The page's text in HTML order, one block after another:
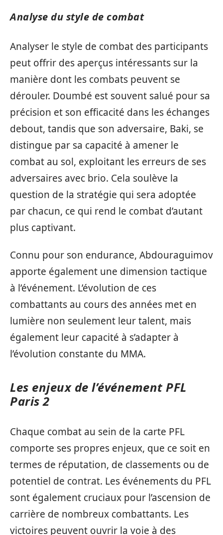
Analyse du style de combat
Analyser le style de combat des participants
peut offrir des aperçus intéressants sur la
manière dont les combats peuvent se
dérouler. Doumbé est souvent salué pour sa
précision et son efficacité dans les échanges
debout, tandis que son adversaire, Baki, se
distingue par sa capacité à amener le
combat au sol, exploitant les erreurs de ses
adversaires avec brio. Cela soulève la
question de la stratégie qui sera adoptée
par chacun, ce qui rend le combat d’autant
plus captivant.
Connu pour son endurance, Abdouraguimov
apporte également une dimension tactique
à l’événement. L’évolution de ces
combattants au cours des années met en
lumière non seulement leur talent, mais
également leur capacité à s’adapter à
l’évolution constante du MMA.
Les enjeux de l’événement PFL
Paris 2
Chaque combat au sein de la carte PFL
comporte ses propres enjeux, que ce soit en
termes de réputation, de classements ou de
potentiel de contrat. Les événements du PFL
sont également cruciaux pour l’ascension de
carrière de nombreux combattants. Les
victoires peuvent ouvrir la voie à des